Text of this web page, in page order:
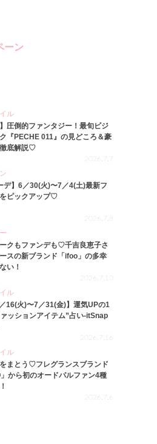
ーン
ル
】圧倒的ファンタジー！最旬ビジ
『PECHE 011』の見どころ＆豪
底解説♡
2026.7.7
デ】6／30(火)〜7／4(土)最新フ
ピックアップ♡
2026.7.8
クもファンデも♡千吉良恵子さ
スの新ブランド「ifoo」の多幸
い！
2026.7.10
ル
16(火)〜7／31(金)】運気UPの1
ッションアイテム”占い-itSnap
2026.7.16
ル
まとう♡フレグランスブランド
」から初のオードパルファン4種
2026.7.6